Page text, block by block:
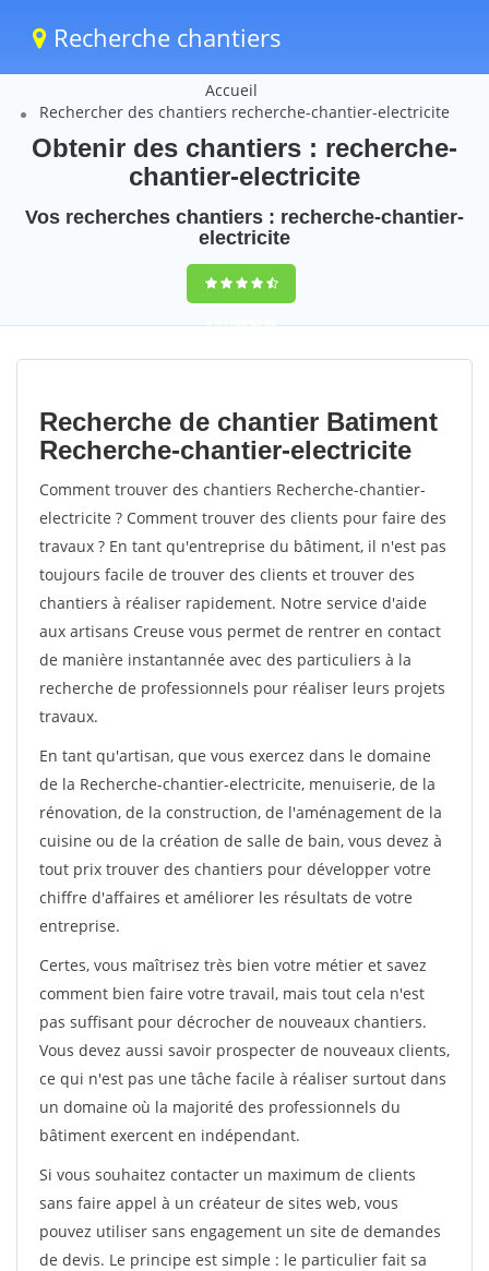
Recherche chantiers
Accueil
Rechercher des chantiers recherche-chantier-electricite
Obtenir des chantiers : recherche-
chantier-electricite
Vos recherches chantiers : recherche-chantier-
electricite
9,5(100%)60
votes
Recherche de chantier Batiment
Recherche-chantier-electricite
Comment trouver des chantiers Recherche-chantier-
electricite ? Comment trouver des clients pour faire des
travaux ? En tant qu'entreprise du bâtiment, il n'est pas
toujours facile de trouver des clients et trouver des
chantiers à réaliser rapidement. Notre service d'aide
aux artisans Creuse vous permet de rentrer en contact
de manière instantannée avec des particuliers à la
recherche de professionnels pour réaliser leurs projets
travaux.
En tant qu'artisan, que vous exercez dans le domaine
de la Recherche-chantier-electricite, menuiserie, de la
rénovation, de la construction, de l'aménagement de la
cuisine ou de la création de salle de bain, vous devez à
tout prix trouver des chantiers pour développer votre
chiffre d'affaires et améliorer les résultats de votre
entreprise.
Certes, vous maîtrisez très bien votre métier et savez
comment bien faire votre travail, mais tout cela n'est
pas suffisant pour décrocher de nouveaux chantiers.
Vous devez aussi savoir prospecter de nouveaux clients,
ce qui n'est pas une tâche facile à réaliser surtout dans
un domaine où la majorité des professionnels du
bâtiment exercent en indépendant.
Si vous souhaitez contacter un maximum de clients
sans faire appel à un créateur de sites web, vous
pouvez utiliser sans engagement un site de demandes
de devis. Le principe est simple : le particulier fait sa